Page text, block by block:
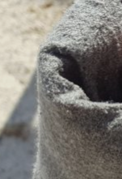
Aller
au
contenu